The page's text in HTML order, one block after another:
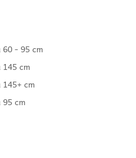
60 - 95 cm
145 cm
cm
95 cm